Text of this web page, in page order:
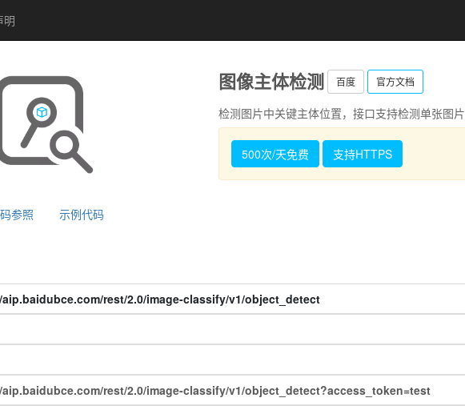
明
图像主体检测 百度 官方文档
检测图片中关键主体位置，接口支持检测单张图
500次/天免费 支持HTTPS
参照 示例代码
rest/2.0/image-classify/v1/object_detect
aip.baidubce.com/rest/2.0/image-classify/v1/object_detect?access_token=test